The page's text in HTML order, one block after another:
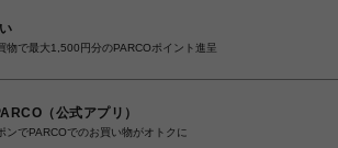
物で最大1,500円分のPARCOポイント進呈
（公式アプリ）
ンでPARCOでのお買い物がオトクに